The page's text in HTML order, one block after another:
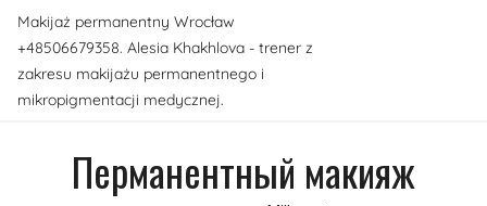
Перейти
содержимому
Makijaż permanentny Wrocław
+48506679358. Alesia Khakhlova - trener z
zakresu makijażu permanentnego i
mikropigmentacji medycznej.
Перманентный макияж